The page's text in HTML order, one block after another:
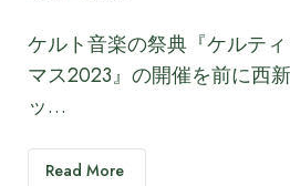
ケルト音楽の祭典『ケルテ
マス2023』の開催を前に西
ッ…
Read More